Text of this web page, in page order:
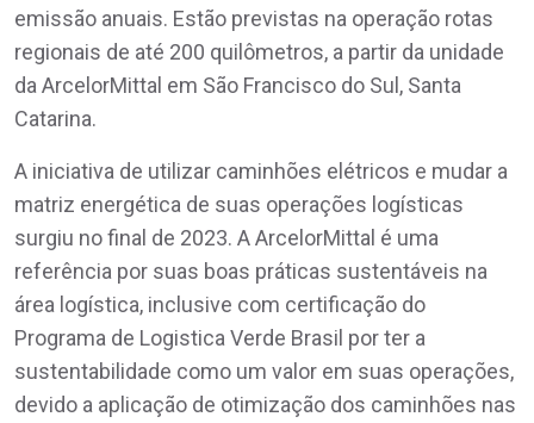
emissão anuais. Estão previstas na operação rotas
regionais de até 200 quilômetros, a partir da unidade
da ArcelorMittal em São Francisco do Sul, Santa
Catarina.
A iniciativa de utilizar caminhões elétricos e mudar a
matriz energética de suas operações logísticas
surgiu no final de 2023. A ArcelorMittal é uma
referência por suas boas práticas sustentáveis na
área logística, inclusive com certificação do
Programa de Logistica Verde Brasil por ter a
sustentabilidade como um valor em suas operações,
devido a aplicação de otimização dos caminhões nas